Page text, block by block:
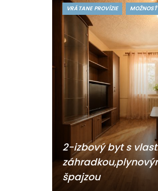
VRÁTANE PROVÍZIE
2-izbový byt s
špajzou